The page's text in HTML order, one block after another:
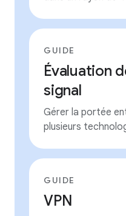
GUIDE
Évaluation
signal
Gérer la portée
plusieurs
GUIDE
VPN